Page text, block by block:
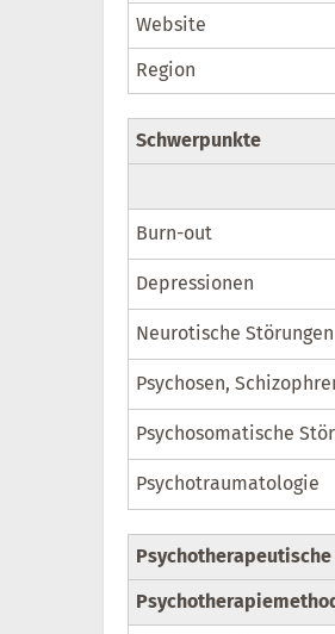
Website
Region
Schwerpunkte
Burn-out
Depressionen
Neurotische Störungen
Psychosen,
Psychosomatische
Psychotraumatologie